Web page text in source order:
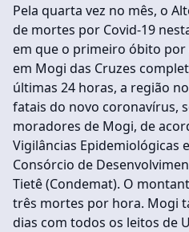
Pela quarta vez no mês, o
de mortes por Covid-19
em que o primeiro óbito por
em Mogi das Cruzes
últimas 24 horas, a região
fatais do novo coronavírus,
moradores de Mogi, de
Vigilâncias Epidemiológicas
Consórcio de
Tietê (Condemat). O
três mortes por hora. Mogi
dias com todos os leitos de